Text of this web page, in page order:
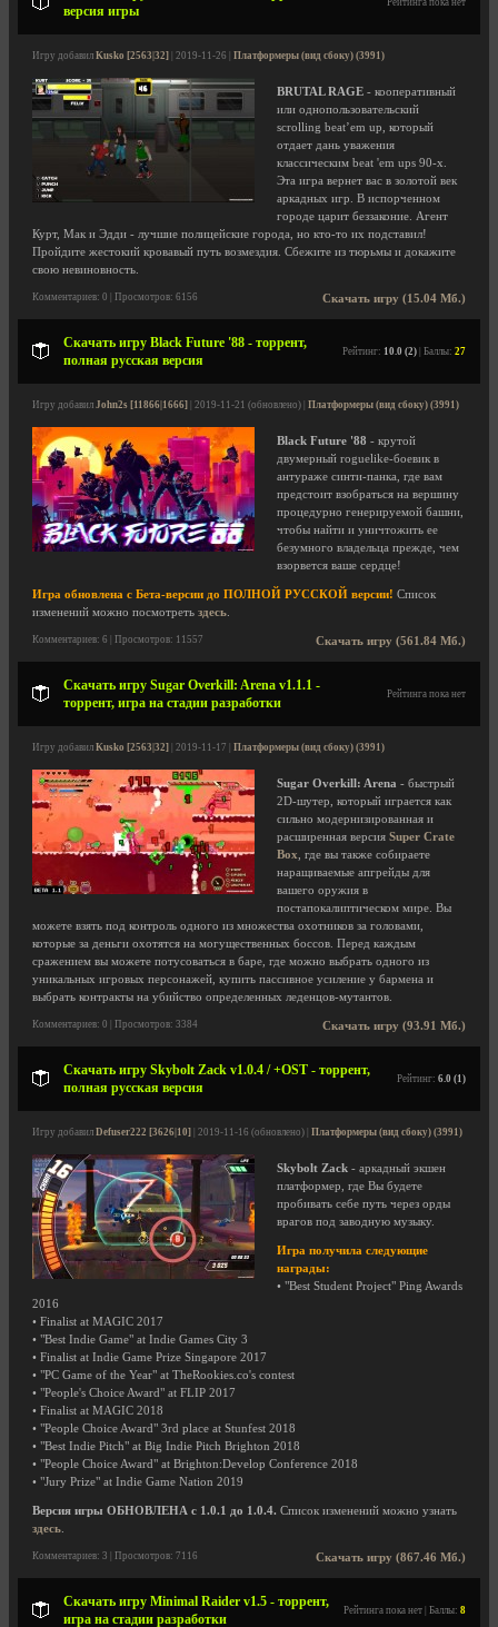
версия игры
Рейтинга пока нет
Игру добавил Kusko [2563|32] | 2019-11-26 | Платформеры (вид сбоку) (3991)
BRUTAL RAGE - кооперативный
или однопользовательский
scrolling beat’em up, который
отдает дань уважения
классическим beat 'em ups 90-х.
Эта игра вернет вас в золотой век
аркадных игр. В испорченном
городе царит беззаконие. Агент
Курт, Мак и Эдди - лучшие полицейские города, но кто-то их подставил!
Пройдите жестокий кровавый путь возмездия. Сбежите из тюрьмы и докажите
свою невиновность.
Скачать игру (15.04 Мб.)
Комментариев: 0 | Просмотров: 6156
Скачать игру Black Future '88 - торрент,
полная русская версия
Рейтинг: 10.0 (2) | Баллы: 27
Игру добавил John2s [11866|1666] | 2019-11-21 (обновлено) | Платформеры (вид сбоку) (3991)
Black Future '88 - крутой
двумерный roguelike-боевик в
антураже синти-панка, где вам
предстоит взобраться на вершину
процедурно генерируемой башни,
чтобы найти и уничтожить ее
безумного владельца прежде, чем
взорвется ваше сердце!
Игра обновлена с Бета-версии до ПОЛНОЙ РУССКОЙ версии! Список
изменений можно посмотреть здесь
Скачать игру (561.84 Мб.)
Комментариев: 6 | Просмотров: 11557
Скачать игру Sugar Overkill: Arena v1.1.1 -
торрент, игра на стадии разработки
Рейтинга пока нет
Игру добавил Kusko [2563|32] | 2019-11-17 | Платформеры (вид сбоку) (3991)
Sugar Overkill: Arena - быстрый
2D-шутер, который играется как
сильно модернизированная и
расширенная версия Super Crate
Box , где вы также собираете
наращиваемые апгрейды для
вашего оружия в
постапокалиптическом мире. Вы
можете взять под контроль одного из множества охотников за головами,
которые за деньги охотятся на могущественных боссов. Перед каждым
сражением вы можете потусоваться в баре, где можно выбрать одного из
уникальных игровых персонажей, купить пассивное усиление у бармена и
выбрать контракты на убийство определенных леденцов-мутантов.
Скачать игру (93.91 Мб.)
Комментариев: 0 | Просмотров: 3384
Скачать игру Skybolt Zack v1.0.4 / +OST - торрент,
полная русская версия
Рейтинг: 6.0 (1)
Игру добавил Defuser222 [3626|10] | 2019-11-16 (обновлено) | Платформеры (вид сбоку) (3991)
Skybolt Zack - аркадный экшен
платформер, где Вы будете
пробивать себе путь через орды
врагов под заводную музыку.
Игра получила следующие
награды:
• "Best Student Project" Ping Awards
2016
• Finalist at MAGIC 2017
• "Best Indie Game" at Indie Games City 3
• Finalist at Indie Game Prize Singapore 2017
• "PC Game of the Year" at TheRookies.co's contest
• "People's Choice Award" at FLIP 2017
• Finalist at MAGIC 2018
• "People Choice Award" 3rd place at Stunfest 2018
• "Best Indie Pitch" at Big Indie Pitch Brighton 2018
• "People Choice Award" at Brighton:Develop Conference 2018
• "Jury Prize" at Indie Game Nation 2019
Версия игры ОБНОВЛЕНА с 1.0.1 до 1.0.4. Список изменений можно узнать
здесь
Скачать игру (867.46 Мб.)
Комментариев: 3 | Просмотров: 7116
Скачать игру Minimal Raider v1.5 - торрент,
игра на стадии разработки
Рейтинга пока нет | Баллы: 8